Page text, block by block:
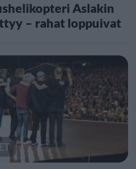
Aslakin
– rahat loppuivat